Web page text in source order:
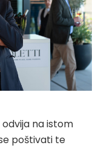
na istom
poštivati te